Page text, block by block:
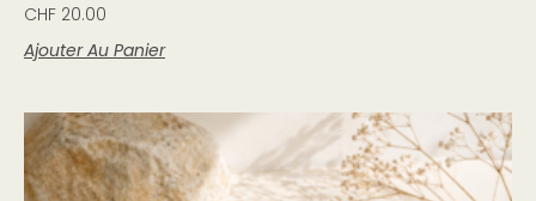
CHF 20.00
Ajouter Au Panier